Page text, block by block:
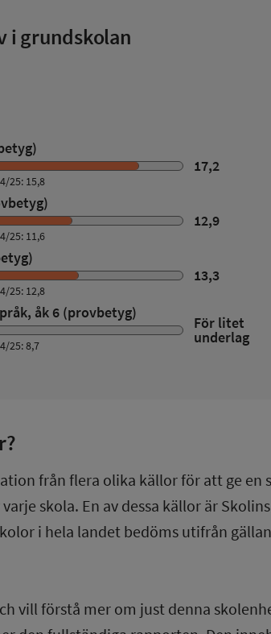
i grundskolan
17,2
25: 15,8
12,9
25: 11,6
13,3
25: 12,8
åk 6 (provbetyg)
För litet
underlag
25: 8,7
från flera olika källor för att ge en
skola. En av dessa källor är
i hela landet bedöms utifrån
vill förstå mer om just denna